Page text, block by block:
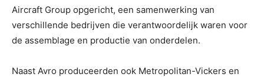
Aircraft Group opgericht, een samenwerking van
verschillende bedrijven die verantwoordelijk waren voor
de assemblage en productie van onderdelen.
Naast Avro produceerden ook Metropolitan-Vickers en